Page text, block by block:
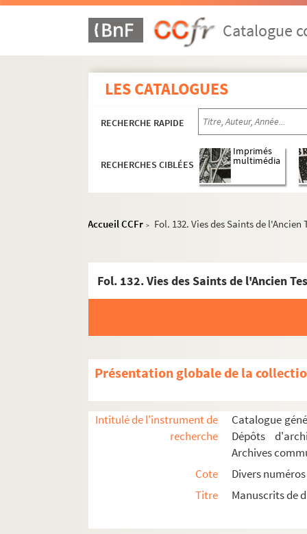
Catalogue
LES CATALOGUES
RECHERCHE RAPIDE
RECHERCHES CIBLÉES
Imprimés
multimédia
Accueil CCFr > Fol. 132. Vies des Saints de
Présentation globale de la
Intitulé de l'instrument de
recherche
Catalogue
Dépôts
Archives
Cote
Divers numéros
Titre
Manuscrits de
MANOSQUE
1. Recueil de divers traités
Fol. 33. Traités de droit civil. — «